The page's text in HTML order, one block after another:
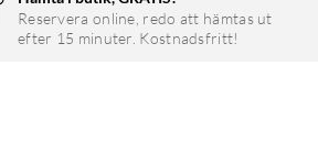
Reservera online, redo att hämtas ut
efter 15 minuter. Kostnadsfritt!